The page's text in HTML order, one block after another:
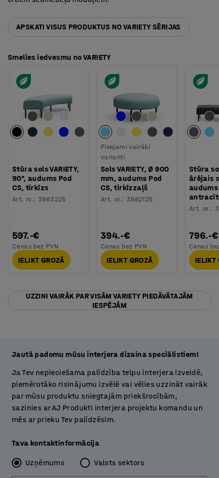
APSKATI VISUS PRODUKTUS NO VARIETY SĒRIJAS
Smelies iedvesmu no VARIETY
Stūra sols VARIETY,
90°, audums Pod
CS, tirkīzs
Art. nr.:3863225
597.-€
Cenas bez PVN
IELIKT GROZĀ
Pieejami vairāki
varianti
Sols VARIETY, Ø 900
mm, audums Pod
CS, tirkīzzaļš
Art. nr.: 3862125
394.-€
Cenas bez PVN
IELIKT GROZĀ
Stūra
ārējais
audums
Art. nr.:
796.-€
Cenas
IELIKT
UZZINI VAIRĀK PAR VISĀM VARIETY PIEDĀVĀTAJĀM
IESPĒJĀM
Jautā padomu mūsu interjera dizaina speciālistiem!
Ja Tev nepieciešama palīdzība telpu interjera izveidē,
piemērotāko risinājumu izvēlē vai vēlies uzzināt vairāk
par mūsu produktu sniegtajām priekšrocībām,
sazinies ar AJ Produkti interjera projektu komandu un
mēs ar prieku Tev palīdzēsim.
Tava kontaktinformācija
Uzņēmums Valsts sektors